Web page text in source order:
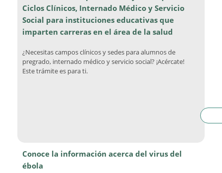
Ciclos Clínicos, Internado Médico y Servicio
Social para instituciones educativas que
imparten carreras en el área de la salud
¿Necesitas campos clínicos y sedes para alumnos de
pregrado, internado médico y servicio social? ¡Acércate!
Este trámite es para ti.
Conoce la información acerca del virus del
ébola